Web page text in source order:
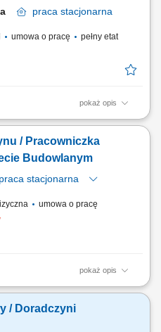
praca stacjonarna
umowa o pracę
pełny etat
pokaż opis
stanami magazynowymi w
w celu zapewnienia
zamówień. Nadzorowanie
/ Pracowniczka
Budowlanym
praca stacjonarna
umowa o pracę
pokaż opis
zamówień dla
towarów. Przyjmowanie
i ich właściwe rozmieszczanie w
/ Doradczyni